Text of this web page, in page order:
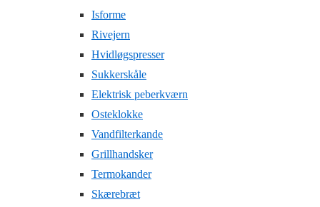
Isforme
Rivejern
Hvidløgspresser
Sukkerskåle
Elektrisk peberkværn
Osteklokke
Vandfilterkande
Grillhandsker
Termokander
Skærebræt